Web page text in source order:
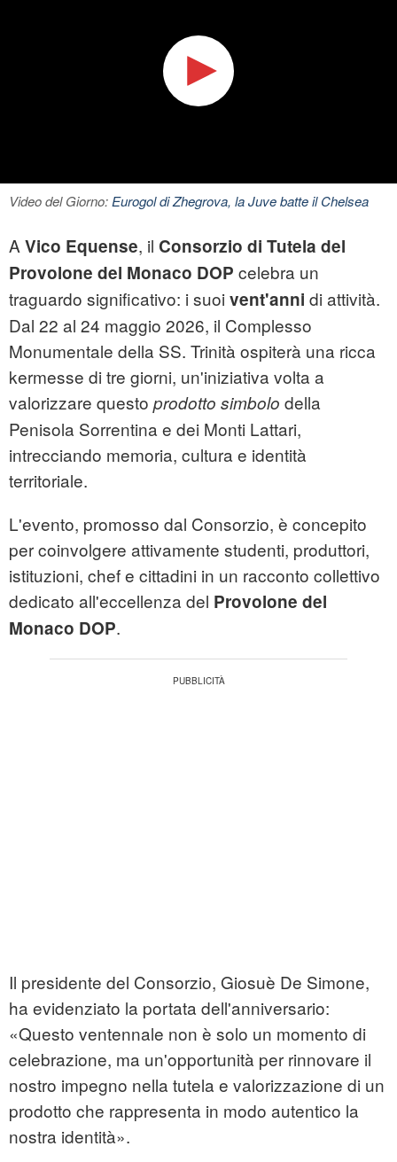
Video del Giorno:Eurogol di Zhegrova, la Juve batte il Chelsea
A Vico Equense, il Consorzio di Tutela del
Provolone del Monaco DOP celebra un
traguardo significativo: i suoi vent'anni di attività.
Dal 22 al 24 maggio 2026, il Complesso
Monumentale della SS. Trinità ospiterà una ricca
kermesse di tre giorni, un'iniziativa volta a
valorizzare questo prodotto simbolo della
Penisola Sorrentina e dei Monti Lattari,
intrecciando memoria, cultura e identità
territoriale.
L'evento, promosso dal Consorzio, è concepito
per coinvolgere attivamente studenti, produttori,
istituzioni, chef e cittadini in un racconto collettivo
dedicato all'eccellenza del Provolone del
Monaco DOP.
Il presidente del Consorzio, Giosuè De Simone,
ha evidenziato la portata dell'anniversario:
«Questo ventennale non è solo un momento di
celebrazione, ma un'opportunità per rinnovare il
nostro impegno nella tutela e valorizzazione di un
prodotto che rappresenta in modo autentico la
nostra identità».